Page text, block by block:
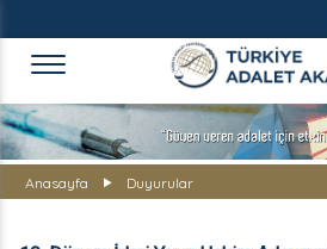
TÜRKİYE
Anasayfa Duyurular